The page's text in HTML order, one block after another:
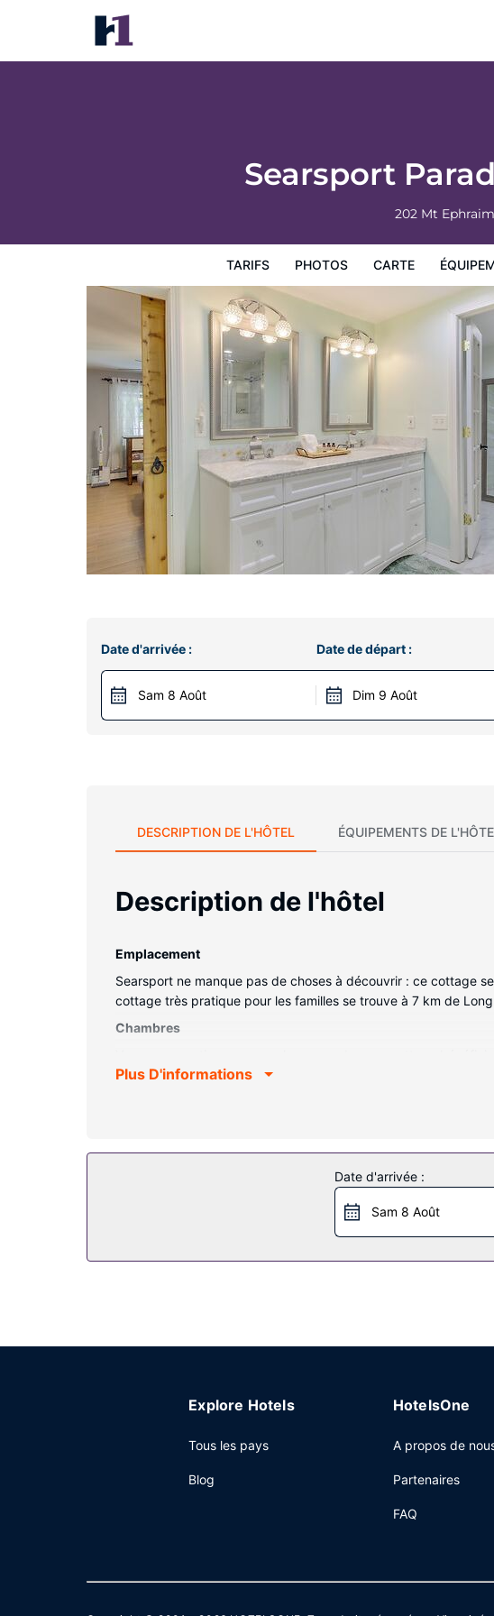
Searsport
202 Mt
TARIFS PHOTOS CARTE
Searsport Paradise w/ Private Pool & Patio!
Tarifs
Date d'arrivée :
Sam 8 Août
Date de départ :
Dim 9 Août
DESCRIPTION DE L'HÔTEL ÉQUIPEMENTS DE
Description de l'hôtel
Emplacement
Searsport ne manque pas de choses à découvrir : ce cottage
cottage très pratique pour les familles se trouve à 7 km de
Chambres
profiterez d'une cuisine dotée d'un four, une plaque de cuisson
Fi à Internet gratuit et des barbecues.
Un parking gratuit est disponible dans l'enceinte de
Plus D'informations
Date d'arrivée :
Sam 8 Août
Explore Hotels
Tous les pays
Blog
HotelsOne
A propos de
Partenaires
FAQ